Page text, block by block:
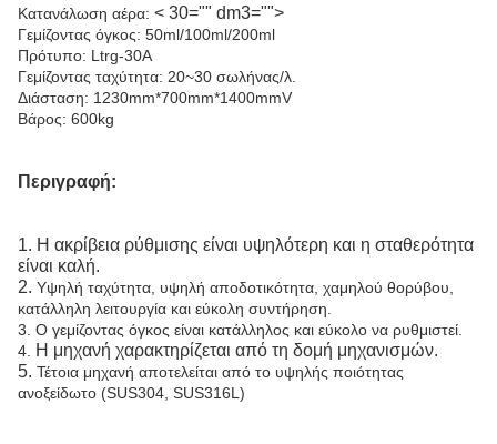
Κατανάλωση αέρα: < 30="" dm3="">
Γεμίζοντας όγκος: 50ml/100ml/200ml
Πρότυπο: Ltrg-30A
Γεμίζοντας ταχύτητα: 20~30 σωλήνας/λ.
Διάσταση: 1230mm*700mm*1400mmV
Βάρος: 600kg
Περιγραφή:
1. Η ακρίβεια ρύθμισης είναι υψηλότερη και η σταθερότητα
είναι καλή.
2. Υψηλή ταχύτητα, υψηλή αποδοτικότητα, χαμηλού θορύβου,
κατάλληλη λειτουργία και εύκολη συντήρηση.
3. Ο γεμίζοντας όγκος είναι κατάλληλος και εύκολο να ρυθμιστεί.
4. Η μηχανή χαρακτηρίζεται από τη δομή μηχανισμών.
5. Τέτοια μηχανή αποτελείται από το υψηλής ποιότητας
ανοξείδωτο (SUS304, SUS316L)